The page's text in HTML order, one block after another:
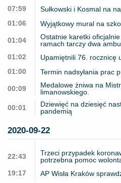
07:59
Sułkowski i Kosmal na
01:06
Wyjątkowy mural na
01:04
Ostatnie karetki
ramach tarczy dwa
01:02
Upamiętnili 76. rocznicę
01:00
Termin nadsyłania prac
00:09
Medalowe żniwa na
limanowskiego.
00:01
Dziewięć na dziesięć
pandemią
2020-09-22
22:43
Trzeci przypadek
potrzebna pomoc
19:17
AP Wisła Kraków